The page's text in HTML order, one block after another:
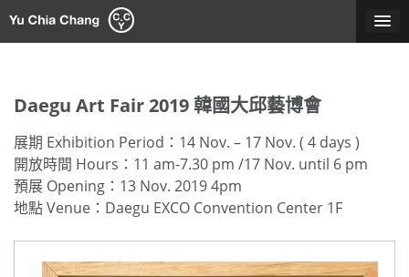
content
Daegu Art Fair 2019 韓國大邱藝博會
展期 Exhibition Period：14 Nov. – 17 Nov. ( 4 days )
開放時間 Hours：11 am-7.30 pm /17 Nov. until 6 pm
預展 Opening：13 Nov. 2019 4pm
地點 Venue：Daegu EXCO Convention Center 1F